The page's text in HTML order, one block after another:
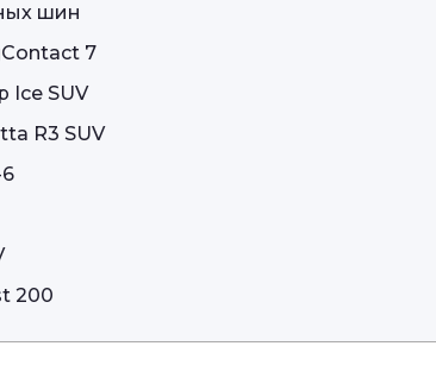
шин
7
Ice SUV
R3 SUV
200